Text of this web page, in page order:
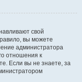
свой
вы можете
администратора
отношения к
Если вы не знаете, за